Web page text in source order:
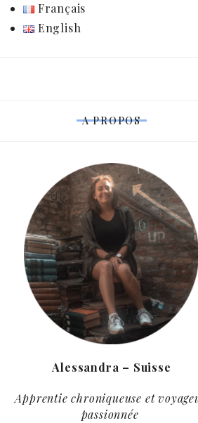
Français
English
A PROPOS
Alessandra – Suisse
Apprentie chroniqueuse et
passionnée